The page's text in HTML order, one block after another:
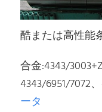
酷または高性能
合金:4343/
4343/6951/7072
ータ